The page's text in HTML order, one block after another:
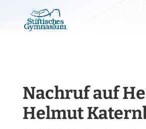
Nachruf auf
Helmut